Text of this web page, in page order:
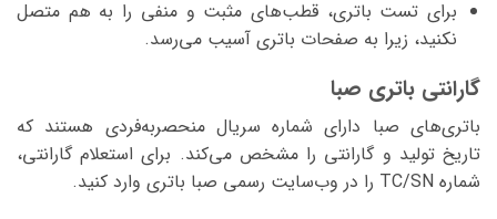
برای تست باتری، قطب‌های مثبت و منفی را به هم متصل
نکنید، زیرا به صفحات باتری آسیب می‌رسد.
گارانتی باتری صبا
باتری‌های صبا دارای شماره سریال منحصربه‌فردی هستند که
تاریخ تولید و گارانتی را مشخص می‌کند. برای استعلام گارانتی،
شماره TC/SN را در وب‌سایت رسمی صبا باتری وارد کنید.